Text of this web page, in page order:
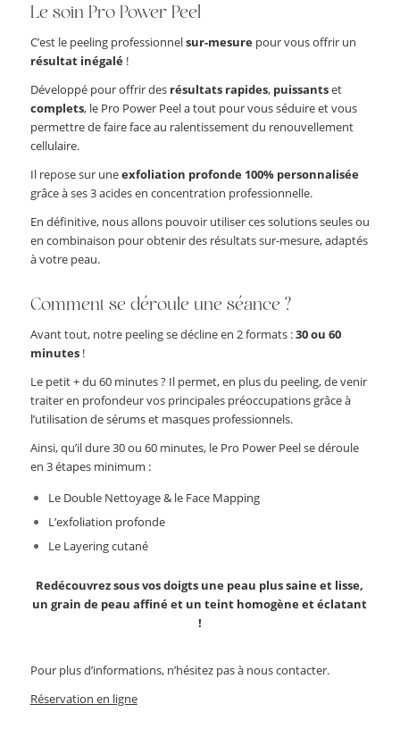
Le soin Pro Power Peel
C’est le peeling professionnelsur-mesurepour vous offrir un
résultat inégalé!
Développé pour offrir des résultats rapides, puissantset
complets, le Pro Power Peel a tout pour vous séduire et vous
permettre de faire face au ralentissement du renouvellement
cellulaire.
Il repose sur uneexfoliation profonde 100% personnalisée
grâce à ses 3 acides en concentration professionnelle.
En définitive, nous allons pouvoir utiliser ces solutions seules ou
en combinaison pour obtenir des résultats sur-mesure, adaptés
à votre peau.
Comment se déroule une séance ?
Avant tout, notre peeling se décline en 2 formats :30 ou 60
minutes!
Le petit + du 60 minutes ? Il permet, en plus du peeling, de venir
traiter en profondeur vos principales préoccupations grâce à
l’utilisation de sérums et masques professionnels.
Ainsi, qu’il dure 30 ou 60 minutes, le Pro Power Peel se déroule
en 3 étapes minimum :
Le Double Nettoyage & le Face Mapping
L’exfoliation profonde
Le Layering cutané
Redécouvrez sous vos doigts une peau plus saine et lisse,
un grain de peau affiné et un teint homogène et éclatant
!
Pour plus d’informations, n’hésitez pas à nous contacter.
Réservation en ligne